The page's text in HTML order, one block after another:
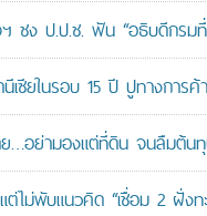
ชง ป.ป.ช. ฟัน “อธิบดีกรม
เซียในรอบ 15 ปี ปูทางกา
ย…อย่ามองแต่ที่ดิน จนลืมต้น
ม่พับแนวคิด “เชื่อม 2 ฝั่งทะ